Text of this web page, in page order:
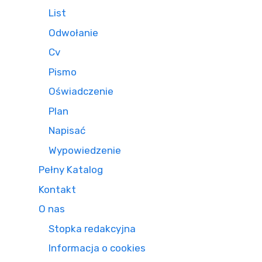
List
Odwołanie
Cv
Pismo
Oświadczenie
Plan
Napisać
Wypowiedzenie
Pełny Katalog
Kontakt
O nas
Stopka redakcyjna
Informacja o cookies